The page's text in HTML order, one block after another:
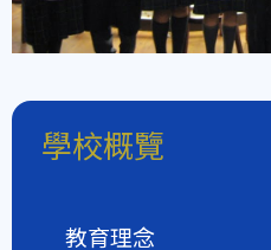
學校概覽
教育理念